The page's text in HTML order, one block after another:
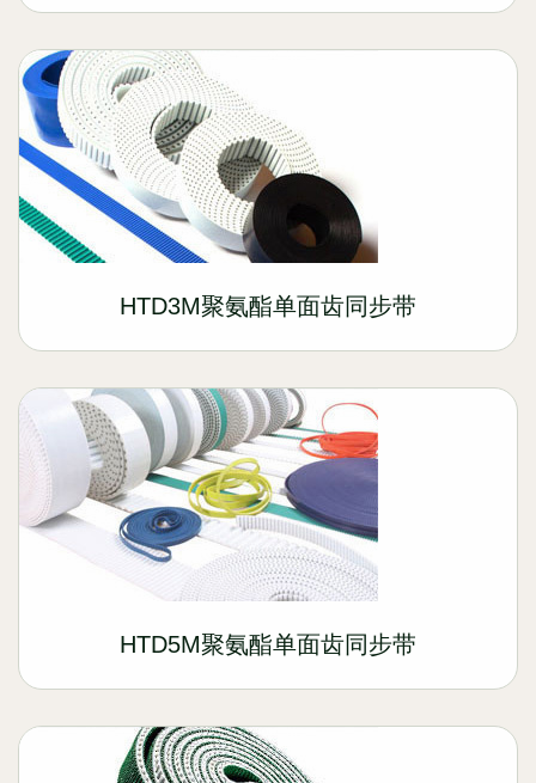
HTD3M聚氨酯单面齿同步带
HTD5M聚氨酯单面齿同步带